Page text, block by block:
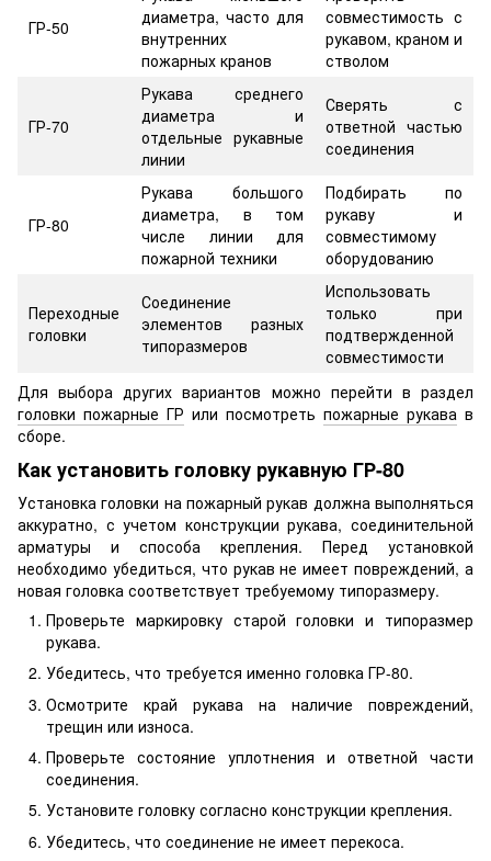
ГР-50
диаметра, часто для
внутренних
пожарных кранов
совместимость с
рукавом, краном и
стволом
ГР-70
Рукава среднего
диаметра и
отдельные рукавные
линии
Сверять с
ответной частью
соединения
ГР-80
Рукава большого
диаметра, в том
числе линии для
пожарной техники
Подбирать по
рукаву и
совместимому
оборудованию
Переходные
головки
Соединение
элементов разных
типоразмеров
Использовать
только при
подтвержденной
совместимости
Для выбора других вариантов можно перейти в раздел
головки пожарные ГР или посмотреть пожарные рукава в
сборе.
Как установить головку рукавную ГР-80
Установка головки на пожарный рукав должна выполняться
аккуратно, с учетом конструкции рукава, соединительной
арматуры и способа крепления. Перед установкой
необходимо убедиться, что рукав не имеет повреждений, а
новая головка соответствует требуемому типоразмеру.
Проверьте маркировку старой головки и типоразмер
рукава.
Убедитесь, что требуется именно головка ГР-80.
Осмотрите край рукава на наличие повреждений,
трещин или износа.
Проверьте состояние уплотнения и ответной части
соединения.
Установите головку согласно конструкции крепления.
Убедитесь, что соединение не имеет перекоса.